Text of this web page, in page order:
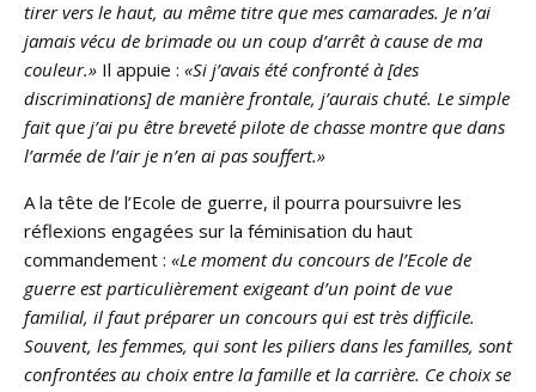
tirer vers le haut, au même titre que mes camarades. Je n’ai
jamais vécu de brimade ou un coup d’arrêt à cause de ma
couleur.» Il appuie : «Si j’avais été confronté à [des
discriminations] de manière frontale, j’aurais chuté. Le simple
fait que j’ai pu être breveté pilote de chasse montre que dans
l’armée de l’air je n’en ai pas souffert.»
A la tête de l’Ecole de guerre, il pourra poursuivre les
réflexions engagées sur la féminisation du haut
commandement : «Le moment du concours de l’Ecole de
guerre est particulièrement exigeant d’un point de vue
familial, il faut préparer un concours qui est très difficile.
Souvent, les femmes, qui sont les piliers dans les familles, sont
confrontées au choix entre la famille et la carrière. Ce choix se